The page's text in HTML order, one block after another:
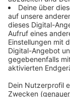
dass es das
schwere
Anzeige